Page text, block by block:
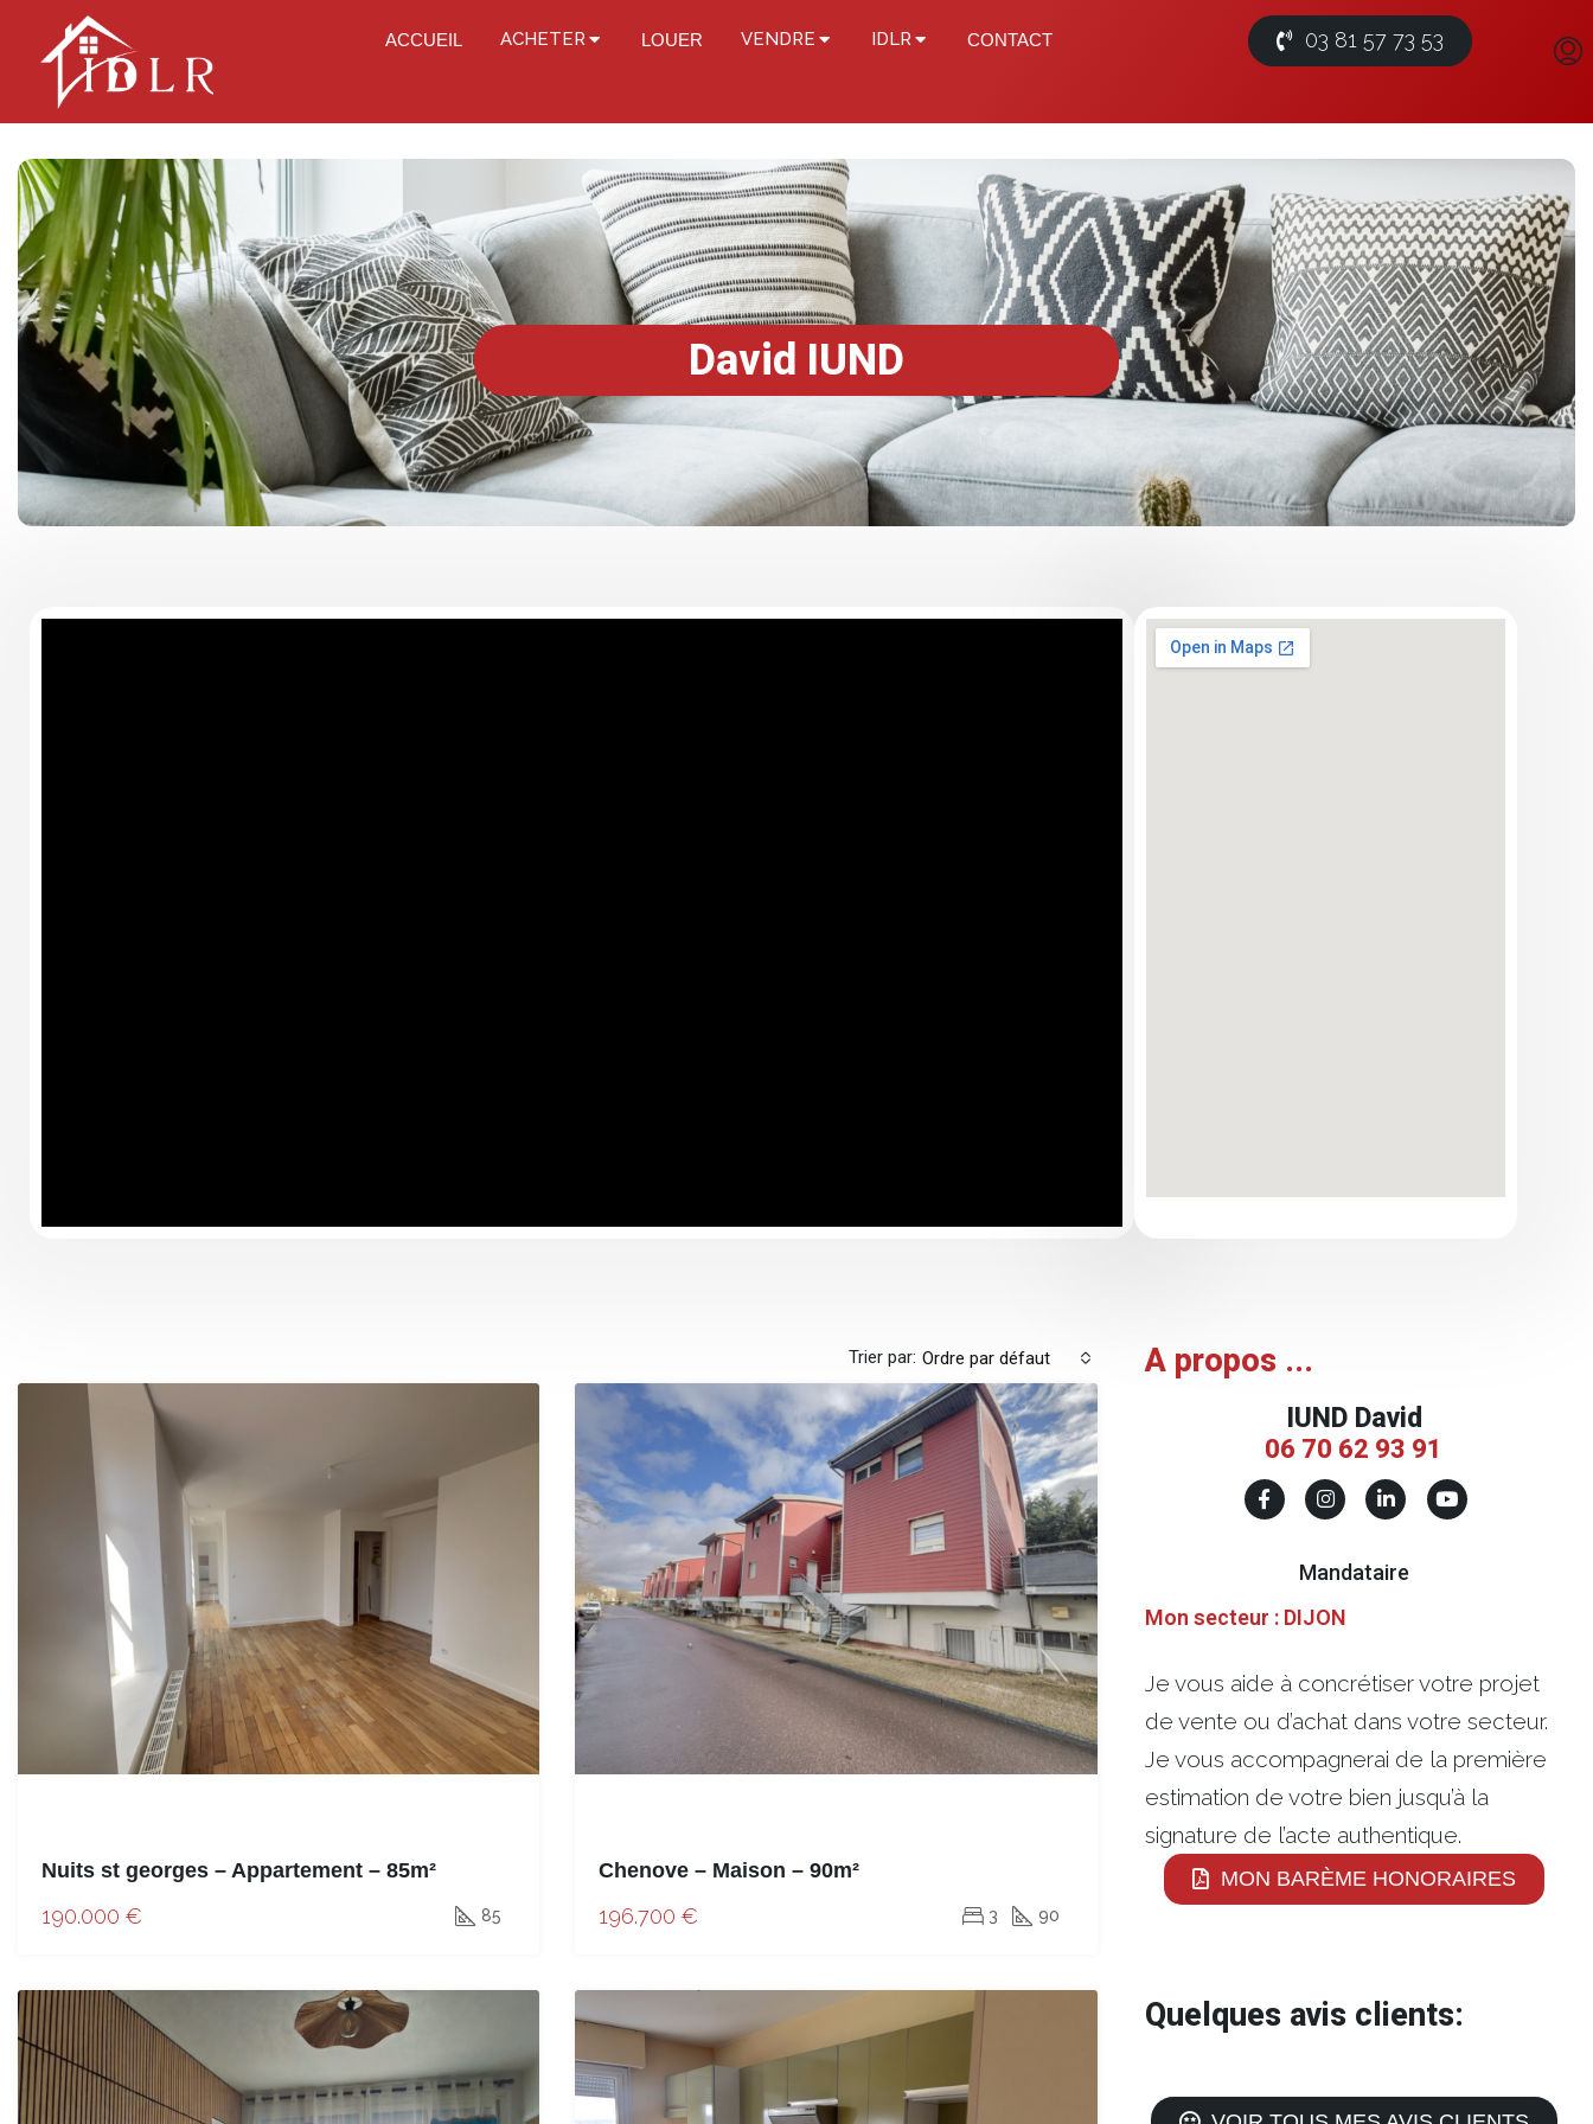
ACCUEIL ACHETER LOUER VENDRE IDLR CONTACT 03 81 57 73 53
David IUND
Trier par: Ordre par défaut
Nuits st georges – Appartement – 85m²
190.000 € 85
Chenove – Maison – 90m²
196.700 € 3 90
A propos ...
IUND David
06 70 62 93 91
Mandataire
Mon secteur : DIJON
Je vous aide à concrétiser votre projet
de vente ou d’achat dans votre secteur.
Je vous accompagnerai de la première
estimation de votre bien jusqu’à la
signature de l’acte authentique.
MON BARÈME HONORAIRES
Quelques avis clients: